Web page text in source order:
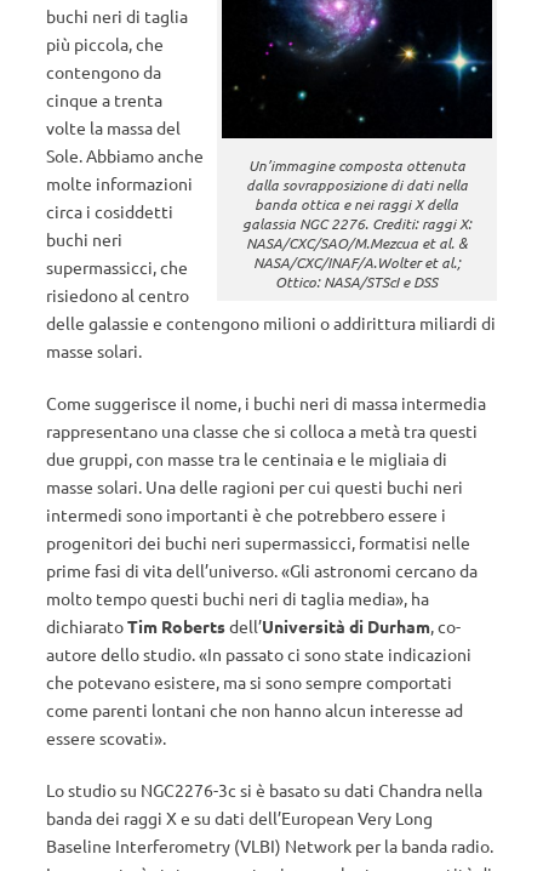
Un’immagine composta ottenuta
dalla sovrapposizione di dati nella
banda ottica e nei raggi X della
galassia NGC 2276. Crediti: raggi X:
NASA/CXC/SAO/M.Mezcua et al. &
NASA/CXC/INAF/A.Wolter et al.;
Ottico: NASA/STScI e DSS
buchi neri di taglia
più piccola, che
contengono da
cinque a trenta
volte la massa del
Sole. Abbiamo anche
molte informazioni
circa i cosiddetti
buchi neri
supermassicci, che
risiedono al centro
delle galassie e contengono milioni o addirittura miliardi di
masse solari.
Come suggerisce il nome, i buchi neri di massa intermedia
rappresentano una classe che si colloca a metà tra questi
due gruppi, con masse tra le centinaia e le migliaia di
masse solari. Una delle ragioni per cui questi buchi neri
intermedi sono importanti è che potrebbero essere i
progenitori dei buchi neri supermassicci, formatisi nelle
prime fasi di vita dell’universo. «Gli astronomi cercano da
molto tempo questi buchi neri di taglia media», ha
dichiaratoTim Robertsdell’Università di Durham, co-
autore dello studio. «In passato ci sono state indicazioni
che potevano esistere, ma si sono sempre comportati
come parenti lontani che non hanno alcun interesse ad
essere scovati».
Lo studio su NGC2276-3c si è basato su dati Chandra nella
banda dei raggi X e su dati dell’European Very Long
Baseline Interferometry (VLBI) Network per la banda radio.